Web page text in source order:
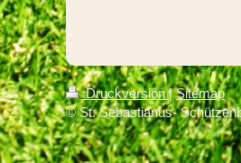
Druckversion| Sitemap
© St. Sebastianus-